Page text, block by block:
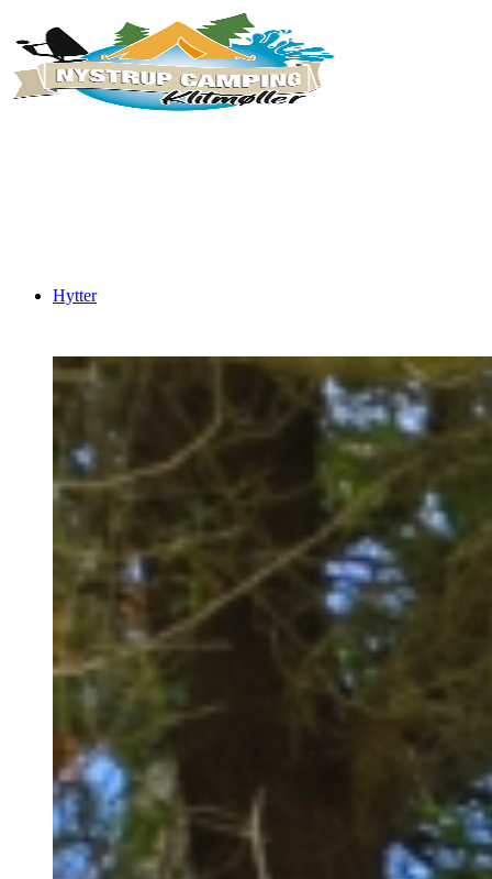
Hytter
Tønde
2 personers hytte
4 personers hytte